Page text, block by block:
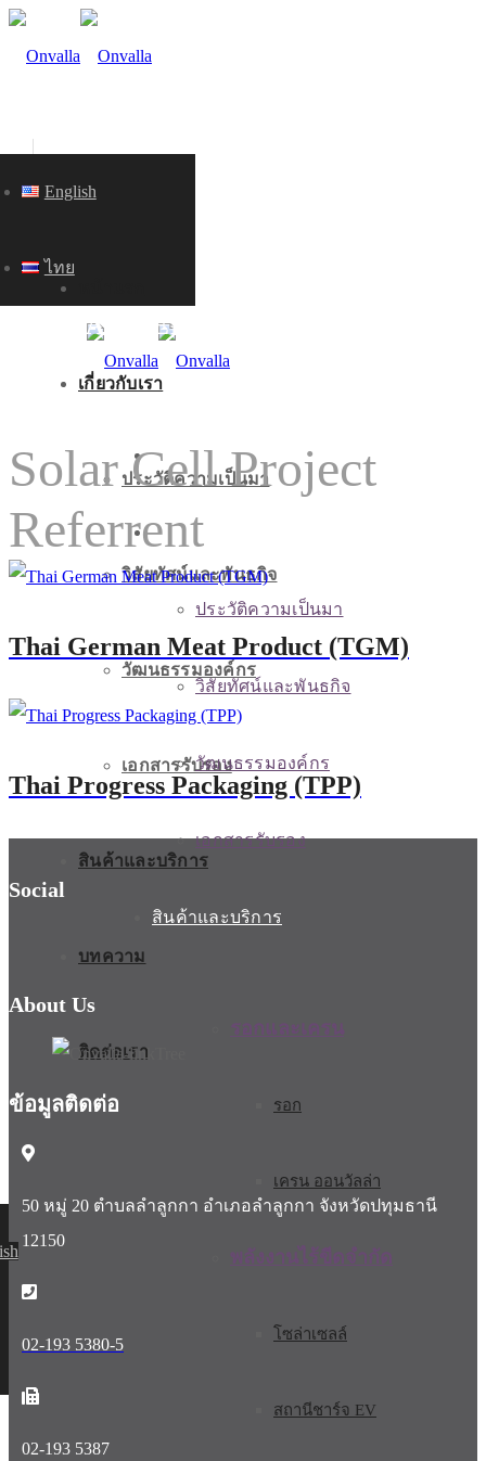
เกี่ยวกับเรา
ประวัติความเป็นมา
วิสัยทัศน์และพันธกิจ
วัฒนธรรมองค์กร
เอกสารรับรอง
สินค้าและบริการ
บทความ
ติดต่อเรา
English
ไทย
หน้าแรก
เกี่ยวกับเรา
ประวัติความเป็นมา
วิสัยทัศน์และพันธกิจ
วัฒนธรรมองค์กร
เอกสารรับรอง
สินค้าและบริการ
รอกและเครน
รอก
เครน ออนวัลล่า
พลังงานไร้ขีดจำกัด
โซล่าเซลล์
สถานีชาร์จ EV
SOLAR CELL REFERRENCE
Solar Cell Project
Referrent
Thai German Meat Product (TGM)
Thai Progress Packaging (TPP)
Social
About Us
ข้อมูลติดต่อ
50 หมู่ 20 ตำบลลำลูกกา อำเภอลำลูกกา จังหวัดปทุมธานี
12150
02-193 5380-5
02-193 5387